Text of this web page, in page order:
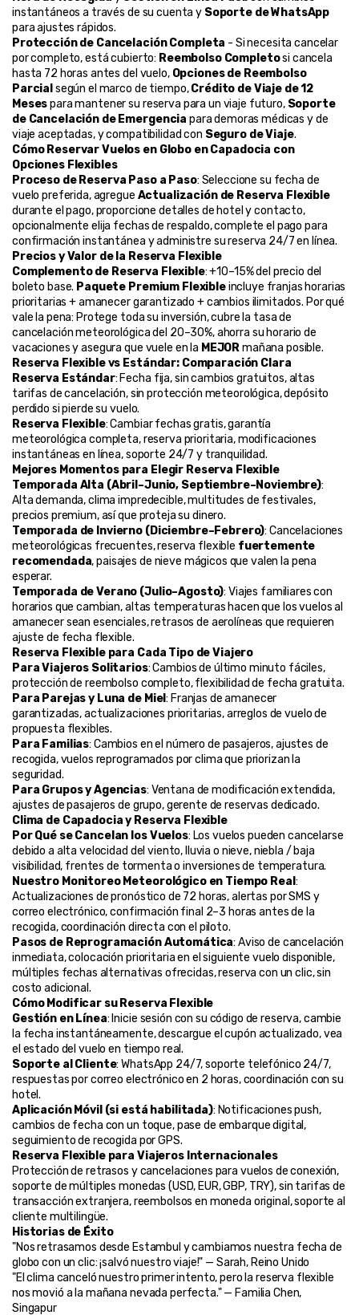
instantáneos a través de su cuenta y Soporte de WhatsApp
para ajustes rápidos.
Protección de Cancelación Completa - Si necesita cancelar
por completo, está cubierto: Reembolso Completo si cancela
hasta 72 horas antes del vuelo, Opciones de Reembolso
Parcial según el marco de tiempo, Crédito de Viaje de 12
Meses para mantener su reserva para un viaje futuro, Soporte
de Cancelación de Emergencia para demoras médicas y de
viaje aceptadas, y compatibilidad con Seguro de Viaje.
Cómo Reservar Vuelos en Globo en Capadocia con
Opciones Flexibles
Proceso de Reserva Paso a Paso: Seleccione su fecha de
vuelo preferida, agregue Actualización de Reserva Flexible
durante el pago, proporcione detalles de hotel y contacto,
opcionalmente elija fechas de respaldo, complete el pago para
confirmación instantánea y administre su reserva 24/7 en línea.
Precios y Valor de la Reserva Flexible
Complemento de Reserva Flexible: +10–15% del precio del
boleto base. Paquete Premium Flexible incluye franjas horarias
prioritarias + amanecer garantizado + cambios ilimitados. Por qué
vale la pena: Protege toda su inversión, cubre la tasa de
cancelación meteorológica del 20–30%, ahorra su horario de
vacaciones y asegura que vuele en la MEJOR mañana posible.
Reserva Flexible vs Estándar: Comparación Clara
Reserva Estándar: Fecha fija, sin cambios gratuitos, altas
tarifas de cancelación, sin protección meteorológica, depósito
perdido si pierde su vuelo.
Reserva Flexible: Cambiar fechas gratis, garantía
meteorológica completa, reserva prioritaria, modificaciones
instantáneas en línea, soporte 24/7 y tranquilidad.
Mejores Momentos para Elegir Reserva Flexible
Temporada Alta (Abril–Junio, Septiembre–Noviembre):
Alta demanda, clima impredecible, multitudes de festivales,
precios premium, así que proteja su dinero.
Temporada de Invierno (Diciembre–Febrero): Cancelaciones
meteorológicas frecuentes, reserva flexible fuertemente
recomendada, paisajes de nieve mágicos que valen la pena
esperar.
Temporada de Verano (Julio–Agosto): Viajes familiares con
horarios que cambian, altas temperaturas hacen que los vuelos al
amanecer sean esenciales, retrasos de aerolíneas que requieren
ajuste de fecha flexible.
Reserva Flexible para Cada Tipo de Viajero
Para Viajeros Solitarios: Cambios de último minuto fáciles,
protección de reembolso completo, flexibilidad de fecha gratuita.
Para Parejas y Luna de Miel: Franjas de amanecer
garantizadas, actualizaciones prioritarias, arreglos de vuelo de
propuesta flexibles.
Para Familias: Cambios en el número de pasajeros, ajustes de
recogida, vuelos reprogramados por clima que priorizan la
seguridad.
Para Grupos y Agencias: Ventana de modificación extendida,
ajustes de pasajeros de grupo, gerente de reservas dedicado.
Clima de Capadocia y Reserva Flexible
Por Qué se Cancelan los Vuelos: Los vuelos pueden cancelarse
debido a alta velocidad del viento, lluvia o nieve, niebla / baja
visibilidad, frentes de tormenta o inversiones de temperatura.
Nuestro Monitoreo Meteorológico en Tiempo Real :
Actualizaciones de pronóstico de 72 horas, alertas por SMS y
correo electrónico, confirmación final 2–3 horas antes de la
recogida, coordinación directa con el piloto.
Pasos de Reprogramación Automática: Aviso de cancelación
inmediata, colocación prioritaria en el siguiente vuelo disponible,
múltiples fechas alternativas ofrecidas, reserva con un clic, sin
costo adicional.
Cómo Modificar su Reserva Flexible
Gestión en Línea: Inicie sesión con su código de reserva, cambie
la fecha instantáneamente, descargue el cupón actualizado, vea
el estado del vuelo en tiempo real.
Soporte al Cliente: WhatsApp 24/7, soporte telefónico 24/7,
respuestas por correo electrónico en 2 horas, coordinación con su
hotel.
Aplicación Móvil (si está habilitada): Notificaciones push,
cambios de fecha con un toque, pase de embarque digital,
seguimiento de recogida por GPS.
Reserva Flexible para Viajeros Internacionales
Protección de retrasos y cancelaciones para vuelos de conexión,
soporte de múltiples monedas (USD, EUR, GBP, TRY), sin tarifas de
transacción extranjera, reembolsos en moneda original, soporte al
cliente multilingüe.
Historias de Éxito
"Nos retrasamos desde Estambul y cambiamos nuestra fecha de
globo con un clic: ¡salvó nuestro viaje!" — Sarah, Reino Unido
"El clima canceló nuestro primer intento, pero la reserva flexible
nos movió a la mañana nevada perfecta." — Familia Chen,
Singapur